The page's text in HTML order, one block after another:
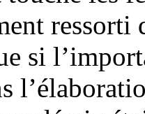
ressorti
si